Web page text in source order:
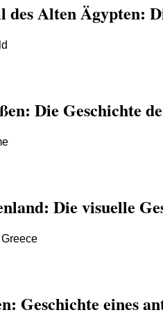
des Alten Ägypten:
Die Geschichte
Die visuelle
Geschichte eines